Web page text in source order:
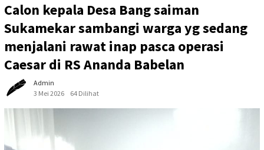
Calon kepala Desa Bang saiman
Sukamekar sambangi warga yg sedang
menjalani rawat inap pasca operasi
Caesar di RS Ananda Babelan
Admin
3 Mei 2026
64 Dilihat